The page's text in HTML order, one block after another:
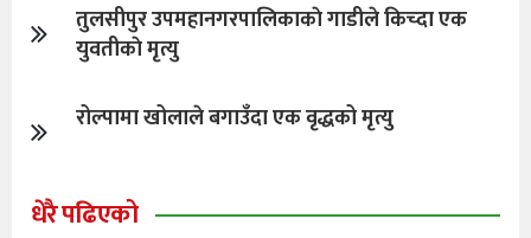
तुलसीपुर उपमहानगरपालिकाकाे गाडीले किच्दा एक
युवतीकाे मृत्यु
रोल्पामा खोलाले बगाउँदा एक वृद्धको मृत्यु
धेरै पढिएको